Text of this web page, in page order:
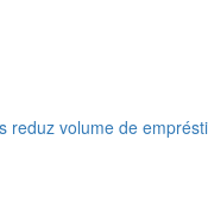
reduz volume de